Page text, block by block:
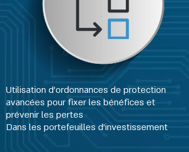
Utilisation d'ordonnances de protection
avancées pour fixer les bénéfices et
prévenir les pertes
Dans les portefeuilles d'investissement